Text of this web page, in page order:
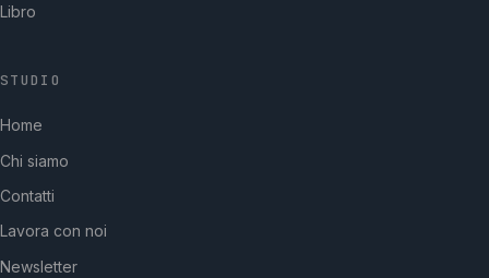
Libro
STUDIO
Home
Chi siamo
Contatti
Lavora con noi
Newsletter